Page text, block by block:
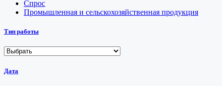
Спрос
Промышленная и сельскохозяйственная продукция
Тип работы
Дата